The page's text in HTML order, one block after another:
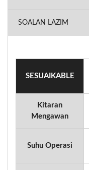
SOALAN LAZIM
SESUAIKABLE
Kitaran
Mengawan
Suhu Operasi